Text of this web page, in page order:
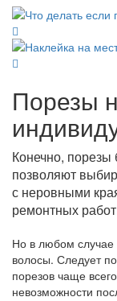
Порезы
Конечно,
позволяют
с неровными
ремонтных
Но в любом случае
волосы. Следует
порезов чаще
невозможности